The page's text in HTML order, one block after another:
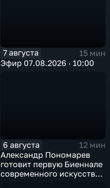
7 августа
15 мин
Эфир 07.08.2026 · 10:00
6 августа
12 мин
Александр Пономарев
готовит первую Биеннале
современного искусства